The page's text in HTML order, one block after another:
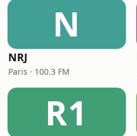
N
NRJ
Paris · 100.3 FM
R1